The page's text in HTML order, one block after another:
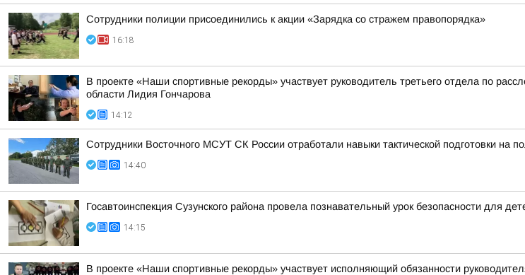
Сотрудники полиции присоединились к акции «Зарядка со стражем правопорядка»
16:18
В проекте «Наши спортивные рекорды» участвует руководитель третьего отдела по
области Лидия Гончарова
14:12
Сотрудники Восточного МСУТ СК России отработали навыки тактической подготовки на
14:40
Госавтоинспекция Сузунского района провела познавательный урок безопасности для
14:15
В проекте «Наши спортивные рекорды» участвует исполняющий обязанности